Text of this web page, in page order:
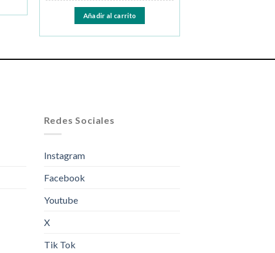
Añadir al carrito
Redes Sociales
Instagram
Facebook
Youtube
X
Tik Tok